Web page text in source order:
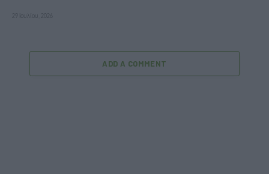
29 Ιουλίου, 2026
ADD A COMMENT